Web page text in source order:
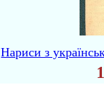
Нариси з